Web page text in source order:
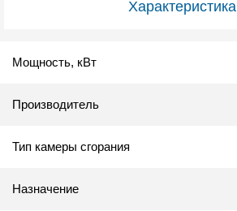
Характеристика
Мощность, кВт
Производитель
Тип камеры сгорания
Назначение